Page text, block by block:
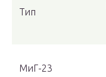
Тип
МиГ-23